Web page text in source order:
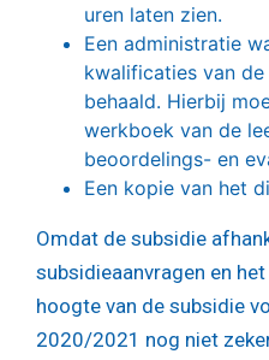
uren laten zien.
Een administratie
kwalificaties van
behaald. Hierbij
werkboek van de
beoordelings- en
Een kopie van het
Omdat de subsidie
subsidieaanvragen en
hoogte van de subsidie
2020/2021 nog niet